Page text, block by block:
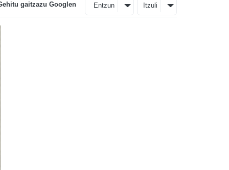
gaitzazu Googlen Entzun Itzuli